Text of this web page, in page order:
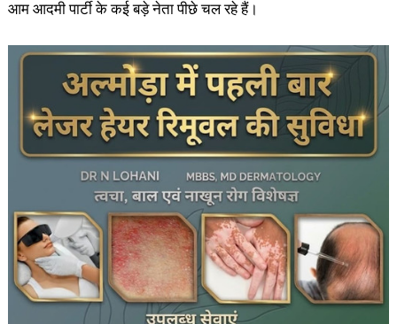
आम आदमी पार्टी के कई बड़े नेता पीछे चल रहे हैं।